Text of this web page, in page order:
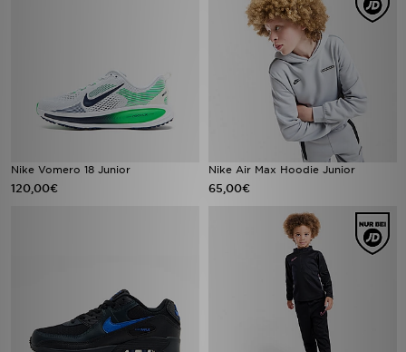
Nike Vomero 18 Junior
120,00€
Nike Air Max Hoodie Junior
65,00€